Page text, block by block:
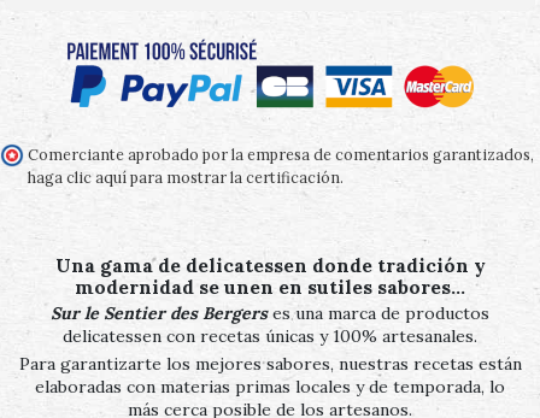
Comerciante aprobado por la empresa de comentarios garantizados,
haga clic aquí para mostrar la certificación.
Una gama de delicatessen donde tradición y
modernidad se unen en sutiles sabores…
Sur le Sentier des Bergerses una marca de productos
delicatessen con recetas únicas y 100% artesanales.
Para garantizarte los mejores sabores, nuestras recetas están
elaboradas con materias primas locales y de temporada, lo
más cerca posible de los artesanos.